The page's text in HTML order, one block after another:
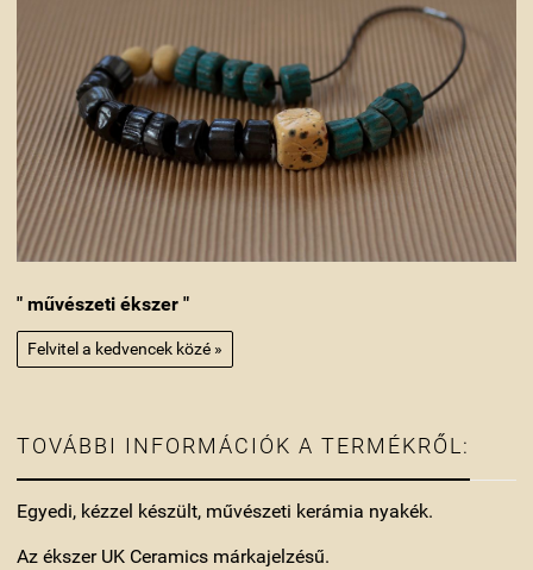
" művészeti ékszer "
Felvitel a kedvencek közé »
TOVÁBBI INFORMÁCIÓK A TERMÉKRŐL:
Egyedi, kézzel készült, művészeti kerámia nyakék.
Az ékszer UK Ceramics márkajelzésű.